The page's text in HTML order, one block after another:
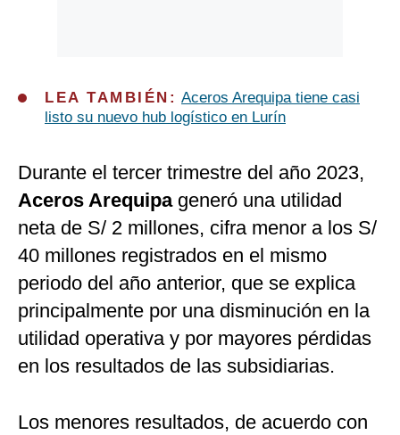
LEA TAMBIÉN: Aceros Arequipa tiene casi
listo su nuevo hub logístico en Lurín
Durante el tercer trimestre del año 2023,
Aceros Arequipa generó una utilidad
neta de S/ 2 millones, cifra menor a los S/
40 millones registrados en el mismo
periodo del año anterior, que se explica
principalmente por una disminución en la
utilidad operativa y por mayores pérdidas
en los resultados de las subsidiarias.
Los menores resultados, de acuerdo con